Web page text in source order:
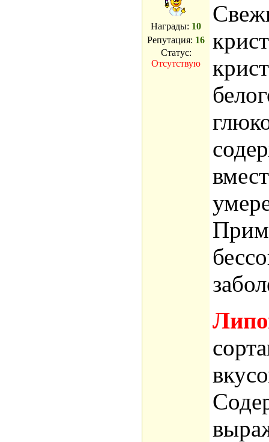
Награды: 10
Репутация: 16
Статус:
Отсутствую